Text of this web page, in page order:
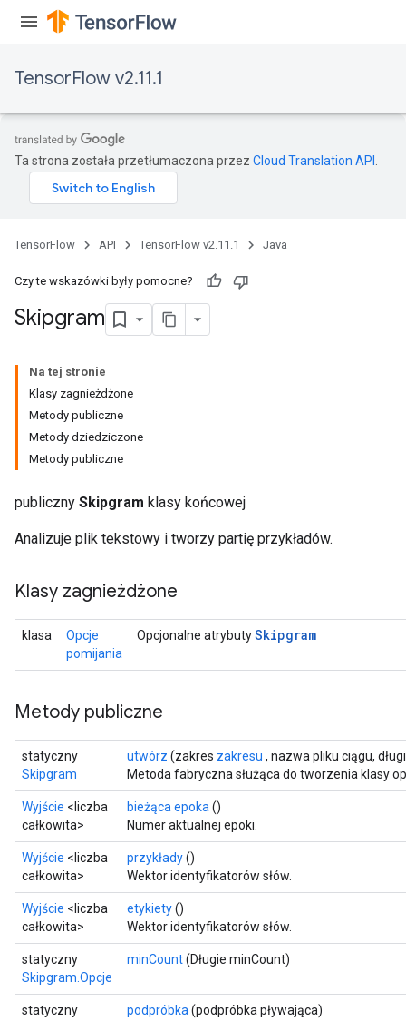
TensorFlow v2.11.1
Ta strona została przetłumaczona przez Cloud Translation API
TensorFlow API TensorFlow v2.11.1 Java
Czy te wskazówki były pomocne?
Skipgram
Na tej stronie
Klasy zagnieżdżone
Metody publiczne
Metody dziedziczone
Metody publiczne
publiczny Skipgram klasy końcowej
Analizuje plik tekstowy i tworzy partię przykładów.
Klasy zagnieżdżone
klasa
Opcje
pomijania
Opcjonalne atrybutySkipgram
Metody publiczne
statyczny
Skipgram
utwórz (zakres zakresu , nazwa pliku ciągu,
Metoda fabryczna służąca do tworzenia klasy
Wyjście <liczba
całkowita>
bieżąca epoka ()
Numer aktualnej epoki.
Wyjście <liczba
całkowita>
przykłady()
Wektor identyfikatorów słów.
Wyjście <liczba
całkowita>
etykiety()
Wektor identyfikatorów słów.
statyczny
Skipgram.Opcje
minCount(Długie minCount)
statyczny
podpróbka (podpróbka pływająca)